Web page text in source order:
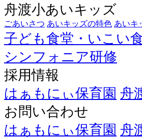
舟渡小あいキッズ
ごあいさつ あいキッズの特色 あいキ
子ども食堂・いこい
シンフォニア研修
採用情報
はぁもにぃ保育園 舟
お問い合わせ
はぁもにぃ保育園 舟